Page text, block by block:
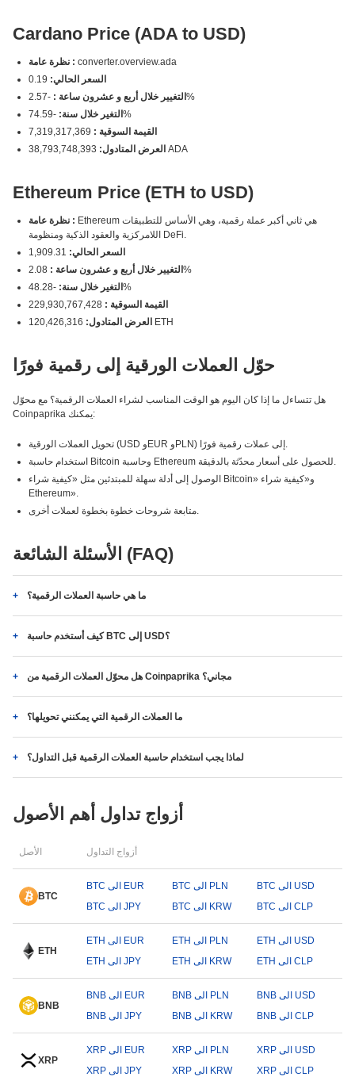
Cardano Price (ADA to USD)
نظرة عامة : converter.overview.ada
السعر الحالي:
التغيير خلال أربع و عشرون ساعة : -2.57%
التغير خلال سنة: -74.59%
القيمة السوقية :
العرض المتادول: 38,793,748,393 ADA
Ethereum Price (ETH to USD)
نظرة عامة : Ethereum هي ثاني أكبر عملة رقمية، وهي الأساس للتطبيقات
اللامركزية والعقود الذكية ومنظومة DeFi.
السعر الحالي:
التغيير خلال أربع و عشرون ساعة : 2.08%
التغير خلال سنة: -48.28%
القيمة السوقية :
العرض المتادول:
120,426,316 ETH
حوّل العملات الورقية إلى رقمية فورًا
هل تتساءل ما إذا كان اليوم هو الوقت المناسب لشراء العملات الرقمية؟ مع محوّل
Coinpaprika يمكنك:
تحويل العملات الورقية (USD وEUR وPLN) إلى عملات رقمية فورًا.
استخدام حاسبة Bitcoin وحاسبة Ethereum للحصول على أسعار محدّثة بالدقيقة.
الوصول إلى أدلة سهلة للمبتدئين مثل «كيفية شراء Bitcoin» و«كيفية شراء
Ethereum».
متابعة شروحات خطوة بخطوة لعملات أخرى.
الأسئلة الشائعة (FAQ)
ما هي حاسبة العملات الرقمية؟
كيف أستخدم حاسبة BTC إلى USD؟
هل محوّل العملات الرقمية من Coinpaprika مجاني؟
ما العملات الرقمية التي يمكنني تحويلها؟
لماذا يجب استخدام حاسبة العملات الرقمية قبل التداول؟
أزواج تداول أهم الأصول
الأصل أزواج التداول
BTC
BTC الى EUR BTC الى PLN
BTC الى USD
BTC الى JPY
BTC الى KRW BTC الى CLP
ETH
ETH الى EUR ETH الى PLN
ETH الى USD
ETH الى JPY
ETH الى KRW ETH الى CLP
BNB
BNB الى EUR BNB الى PLN
BNB الى USD
BNB الى JPY
BNB الى KRW BNB الى CLP
XRP
XRP الى EUR XRP الى PLN
XRP الى USD
XRP الى JPY
XRP الى KRW XRP الى CLP